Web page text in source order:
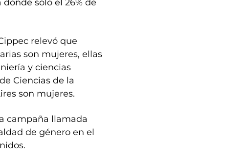
sólo el 26% de
relevó que
son mujeres, ellas
y ciencias
Ciencias de la
son mujeres.
campaña llamada
de género en el